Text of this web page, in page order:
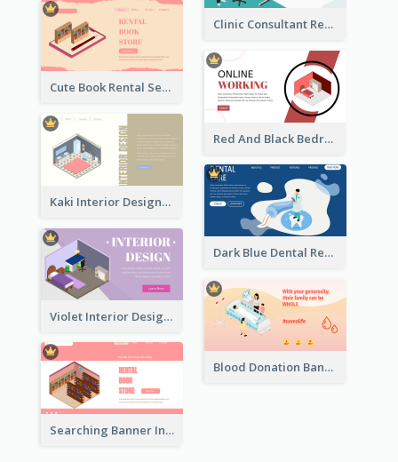
Clinic Consultant Register Page With Isometric Diagram
Cute Book Rental Service Landing Site
Red And Black Bedroom Cool Web Banner
Kaki Interior Designer Landing Page With Isometric Diagram
Dark Blue Dental Registration Page With Isometric Graphics
Violet Interior Design Banner With Isometric Diagram
Blood Donation Banner With Isometric Diagram
Searching Banner In Book Store Website